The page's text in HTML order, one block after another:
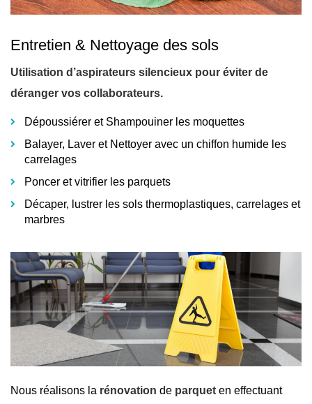
Entretien & Nettoyage des sols
Utilisation d’aspirateurs silencieux pour éviter de
déranger vos collaborateurs.
Dépoussiérer et Shampouiner les moquettes
Balayer, Laver et Nettoyer avec un chiffon humide les
carrelages
Poncer et vitrifier les parquets
Décaper, lustrer les sols thermoplastiques, carrelages et
marbres
Nous réalisons la rénovation de parquet en effectuant